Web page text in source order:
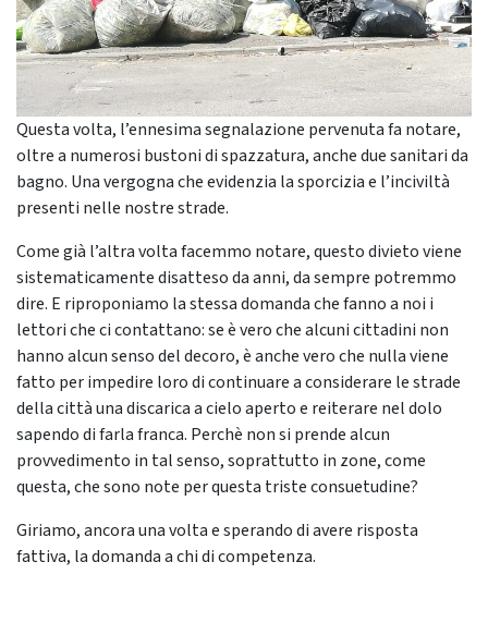
Questa volta, l’ennesima segnalazione pervenuta fa notare,
oltre a numerosi bustoni di spazzatura, anche due sanitari da
bagno. Una vergogna che evidenzia la sporcizia e l’inciviltà
presenti nelle nostre strade.
Come già l’altra volta facemmo notare, questo divieto viene
sistematicamente disatteso da anni, da sempre potremmo
dire. E riproponiamo la stessa domanda che fanno a noi i
lettori che ci contattano: se è vero che alcuni cittadini non
hanno alcun senso del decoro, è anche vero che nulla viene
fatto per impedire loro di continuare a considerare le strade
della città una discarica a cielo aperto e reiterare nel dolo
sapendo di farla franca. Perchè non si prende alcun
provvedimento in tal senso, soprattutto in zone, come
questa, che sono note per questa triste consuetudine?
Giriamo, ancora una volta e sperando di avere risposta
fattiva, la domanda a chi di competenza.